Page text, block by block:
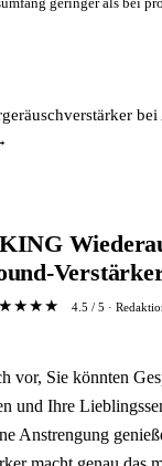
bei
4.5 / 5 ·
vor, Sie könnten
und Ihre
Anstrengung